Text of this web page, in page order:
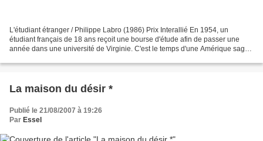
L'étudiant étranger / Philippe Labro (1986) Prix Interallié En 1954, un
étudiant français de 18 ans reçoit une bourse d'étude afin de passer une
année dans une université de Virginie. C'est le temps d'une Amérique sage,
La maison du désir *
Publié le 21/08/2007 à 19:26
Par Essel